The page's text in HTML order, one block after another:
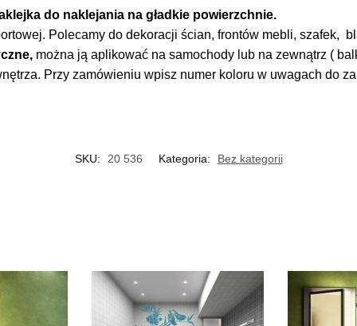
do naklejania na gładkie powierzchnie.
Polecamy do dekoracji ścian, frontów mebli, szafek,
można ją aplikować na samochody lub na zewnątrz (
Przy zamówieniu wpisz numer koloru w uwagach do
SKU: 20 536 Kategoria: Bez kategorii